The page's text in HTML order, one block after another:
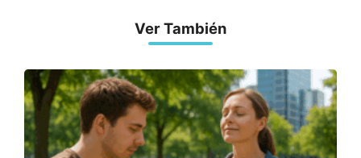
Ver También